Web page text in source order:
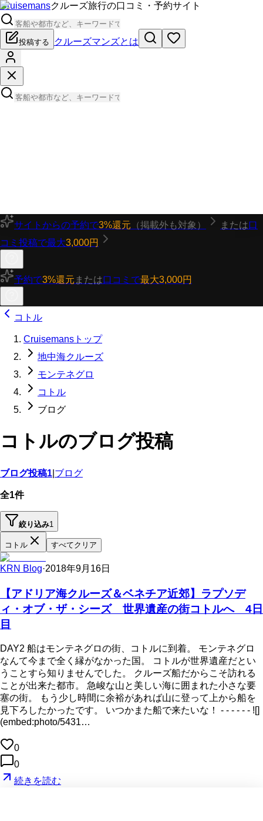
Cruisemansクルーズ旅行の口コミ・予約サイト
投稿する クルーズマンズとは
サイトからの予約で3%還元 （掲載外も対象） または口
コミ投稿で最大3,000円
予約で3%還元 または口コミで最大3,000円
コトル
Cruisemansトップ
地中海クルーズ
モンテネグロ
コトル
ブログ
コトルのブログ投稿
ブログ投稿1 ブログ
全1件
絞り込み1
コトル すべてクリア
KRN Blog·2018年9月16日
【アドリア海クルーズ＆ベネチア近郊】ラプソデ
ィ・オブ・ザ・シーズ 世界遺産の街コトルへ 4日
目
DAY2 船はモンテネグロの街、コトルに到着。 モンテネグロ
なんて今まで全く縁がなかった国。 コトルが世界遺産だとい
うことすら知りませんでした。 クルーズ船だからこそ訪れる
ことが出来た都市。 急峻な山と美しい海に囲まれた小さな要
塞の街。 もう少し時間に余裕があれば山に登って上から船を
見下ろしたかったです。 いつかまた船で来たいな！ - - - - - - ![]
(embed:photo/5431…
0
0
続きを読む